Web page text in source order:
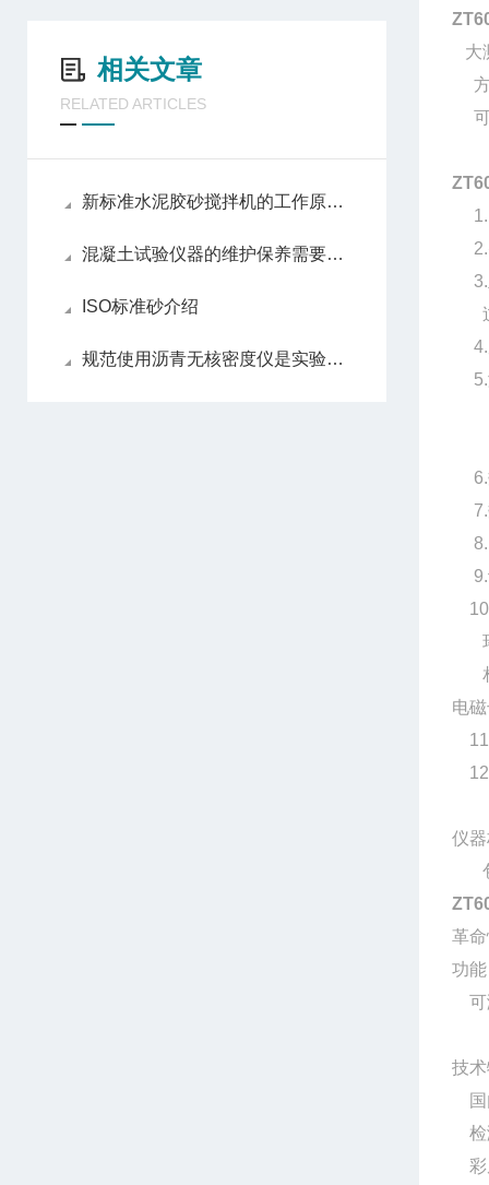
相关文章
RELATED ARTICLES
新标准水泥胶砂搅拌机的工作原理探秘：公转与自转的精密配合
混凝土试验仪器的维护保养需要注意哪些
ISO标准砂介绍
规范使用沥青无核密度仪是实验成功的保障
大
方
可
1.
2.
3.
过
4.
5.
6.
7.
9.
环
相
电
仪
包
革
功
可
技
国
检
彩